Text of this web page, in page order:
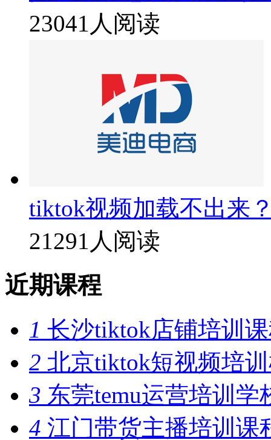
23041人阅读
tiktok视频加载不出来
21291人阅读
近期课程
1 长沙tiktok店铺培训
2 北京tiktok短视频培
3 东莞temu运营培训学
4 江门带货主播培训课